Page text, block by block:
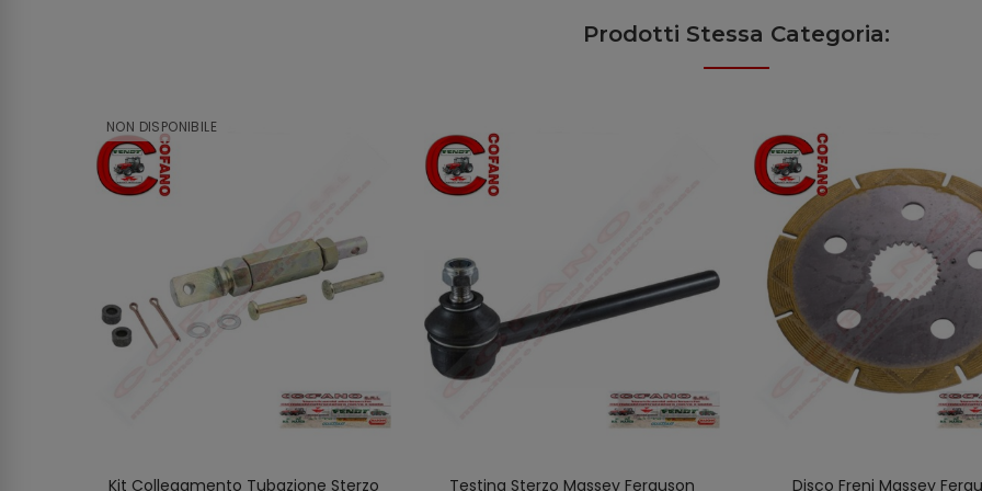
Prodotti Stessa Categoria:
NON DISPONIBILE
SCOPRIRE
Kit Collegamento Tubazione Sterzo
AGGIUNGI AL CARRELLO
Testina Sterzo Massey Ferguson
AGGIUNGI AL
Disco Freni Massey